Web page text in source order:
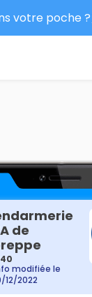
votre poche ?
de
modifiée le
12/2022